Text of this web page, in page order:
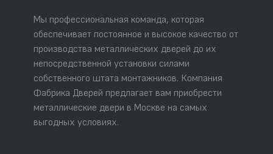
Мы профессиональная команда, которая
обеспечивает постоянное и высокое качество от
производства металлических дверей до их
непосредственной установки силами
собственного штата монтажников. Компания
Фабрика Дверей предлагает вам приобрести
металлические двери в Москве на самых
выгодных условиях.